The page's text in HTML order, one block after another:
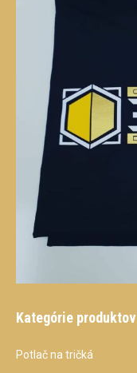
Kategórie produktov
Potlač na tričká